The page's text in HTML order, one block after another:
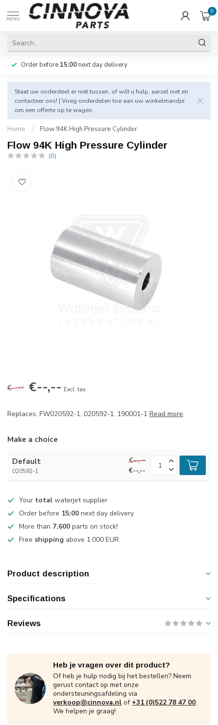
MENU
0
Order before 15:00next day delivery
Staat uw onderdeel er niet tussen, of wilt u hulp, aarzel niet en
contacteer ons! | Voeg onderdelen toe aan uw winkelmandje
om een offerte op te vragen.
Home / Flow 94K High Pressure Cylinder
Flow 94K High Pressure Cylinder
(0)
€--,-- €--,-- Excl. tax
Replaces: FW020592-1, 020592-1, 190001-1 Read more.
Make a choice
Default
020592-1
€--,--
€--,--
Your total waterjet supplier
Order before 15:00 next day delivery
More than 7.600 parts on stock!
Free shipping above 1.000 EUR
Product description
Specifications
Reviews
Heb je vragen over dit product?
Of heb je hulp nodig bij het bestellen? Neem
gerust contact op met onze
ondersteuningsafdeling via
verkoop@cinnova.nl of +31 (0)522 78 47 00.
We helpen je graag!